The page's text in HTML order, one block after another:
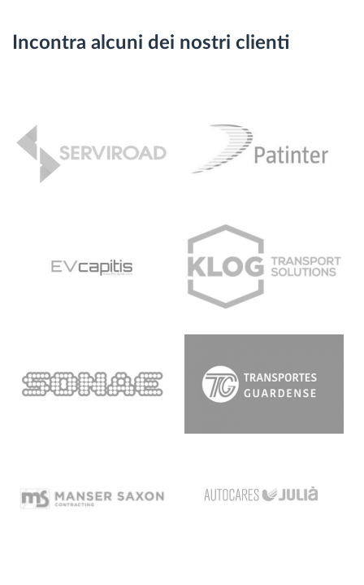
Incontra alcuni dei nostri clienti